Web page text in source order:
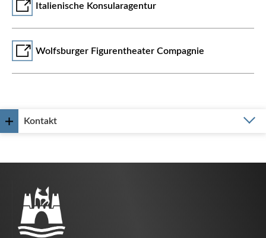
Italienische Konsularagentur
Wolfsburger Figurentheater Compagnie
Kontakt